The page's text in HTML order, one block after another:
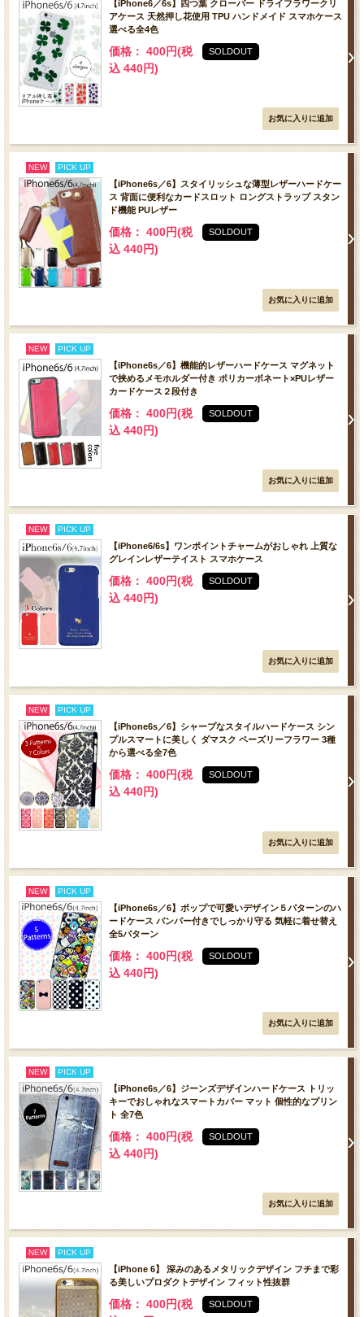
【iPhone6／6s】四つ葉 クローバー ドライフラワークリ
アケース 天然押し花使用 TPU ハンドメイド スマホケース
選べる全4色
価格： 400円(税
込 440円)
SOLDOUT
NEW PICK UP
【iPhone6s／6】スタイリッシュな薄型レザーハードケー
ス 背面に便利なカードスロット ロングストラップ スタン
ド機能 PUレザー
価格： 400円(税
込 440円)
SOLDOUT
NEW PICK UP
【iPhone6s／6】機能的レザーハードケース マグネット
で挟めるメモホルダー付き ポリカーボネート×PUレザー
カードケース２段付き
価格： 400円(税
込 440円)
SOLDOUT
NEW PICK UP
【iPhone6/6s】ワンポイントチャームがおしゃれ 上質な
グレインレザーテイスト スマホケース
価格： 400円(税
込 440円)
SOLDOUT
NEW PICK UP
【iPhone6s／6】シャープなスタイルハードケース シン
プルスマートに美しく ダマスク ペーズリーフラワー 3種
から選べる全7色
価格： 400円(税
込 440円)
SOLDOUT
NEW PICK UP
【iPhone6s／6】ポップで可愛いデザイン５パターンのハ
ードケース バンパー付きでしっかり守る 気軽に着せ替え
全5パターン
価格： 400円(税
込 440円)
SOLDOUT
NEW PICK UP
【iPhone6s／6】ジーンズデザインハードケース トリッ
キーでおしゃれなスマートカバー マット 個性的なプリン
ト 全7色
価格： 400円(税
込 440円)
SOLDOUT
NEW PICK UP
【iPhone 6】 深みのあるメタリックデザイン フチまで彩
る美しいプロダクトデザイン フィット性抜群
価格： 400円(税
SOLDOUT